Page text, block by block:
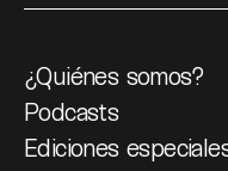
¿Quiénes somos?
Podcasts
Ediciones